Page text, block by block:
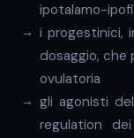
ipotalamo-
i progestinici,
dosaggio, che
ovulatoria
gli agonisti
regulation